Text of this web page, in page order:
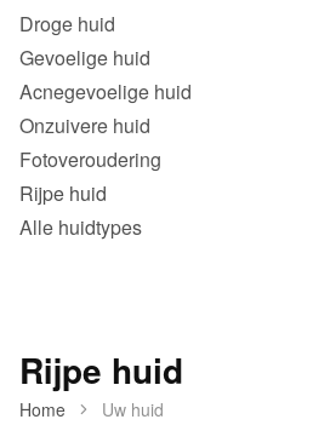
Droge huid
Gevoelige huid
Acnegevoelige huid
Onzuivere huid
Fotoveroudering
Rijpe huid
Alle huidtypes
Rijpe huid
Home Uw huid